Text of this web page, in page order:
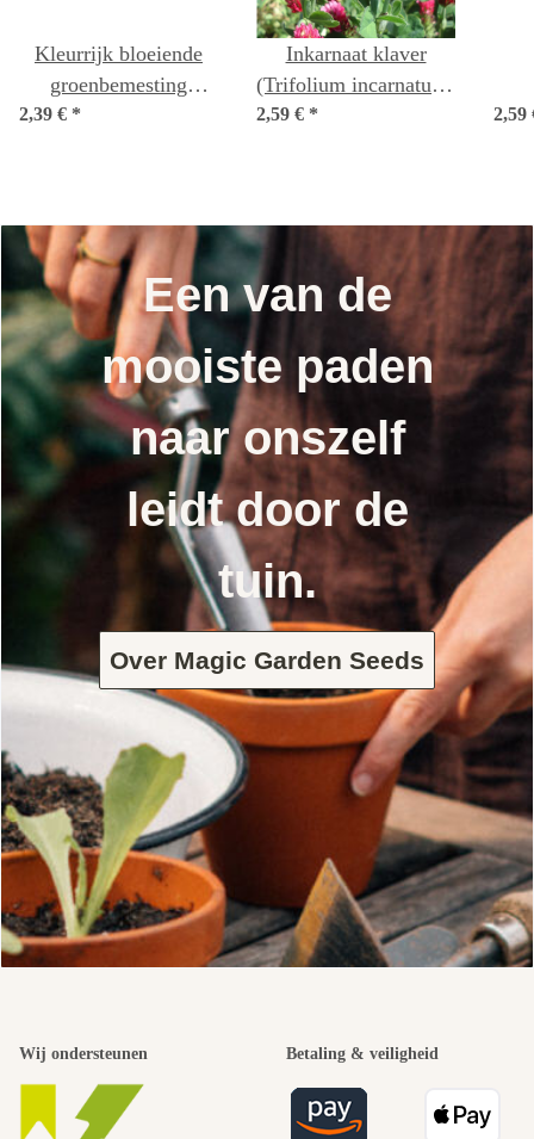
Kleurrijk bloeiende
groenbemesting
(diverse soorten en
2,39 € *
Inkarnaat klaver
(Trifolium incarnatum)
2,59 € * 2,59
Een van de
mooiste paden
naar onszelf
leidt door de
tuin.
Over Magic Garden Seeds
Wij ondersteunen Betaling & veiligheid